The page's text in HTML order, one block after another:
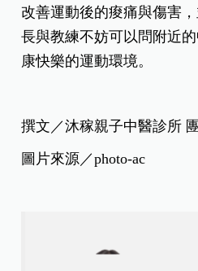
改善運動後的痠痛與傷害
長與教練不妨可以問附近
康快樂的運動環境。
撰文／沐稼親子中醫診所
圖片來源／photo-ac